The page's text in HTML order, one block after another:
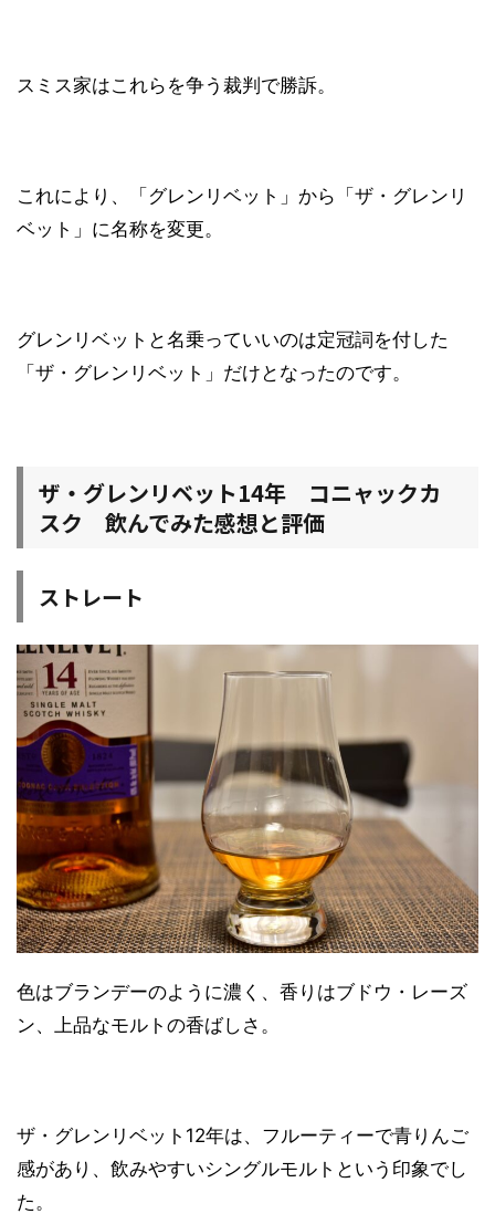
スミス家はこれらを争う裁判で勝訴。
これにより、「グレンリベット」から「ザ・グレンリ
ベット」に名称を変更。
グレンリベットと名乗っていいのは定冠詞を付した
「ザ・グレンリベット」だけとなったのです。
ザ・グレンリベット14年 コニャックカ
スク 飲んでみた感想と評価
ストレート
色はブランデーのように濃く、香りはブドウ・レーズ
ン、上品なモルトの香ばしさ。
ザ・グレンリベット12年は、フルーティーで青りんご
感があり、飲みやすいシングルモルトという印象でし
た。